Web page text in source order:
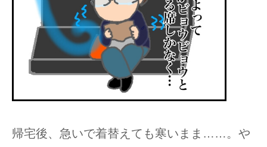
帰宅後、急いで着替えても寒いまま……。や